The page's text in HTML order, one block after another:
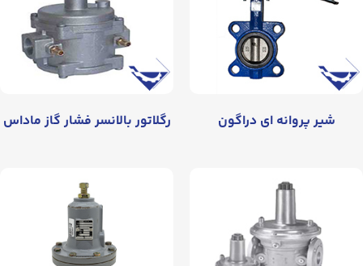
شیر پروانه‌ ای دراگون رگلاتور بالانسر فشار گاز ماداس